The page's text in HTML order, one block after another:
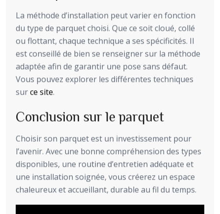
La méthode d’installation peut varier en fonction
du type de parquet choisi. Que ce soit cloué, collé
ou flottant, chaque technique a ses spécificités. Il
est conseillé de bien se renseigner sur la méthode
adaptée afin de garantir une pose sans défaut.
Vous pouvez explorer les différentes techniques
surce site.
Conclusion sur le parquet
Choisir son parquet est un investissement pour
l’avenir. Avec une bonne compréhension des types
disponibles, une routine d’entretien adéquate et
une installation soignée, vous créerez un espace
chaleureux et accueillant, durable au fil du temps.